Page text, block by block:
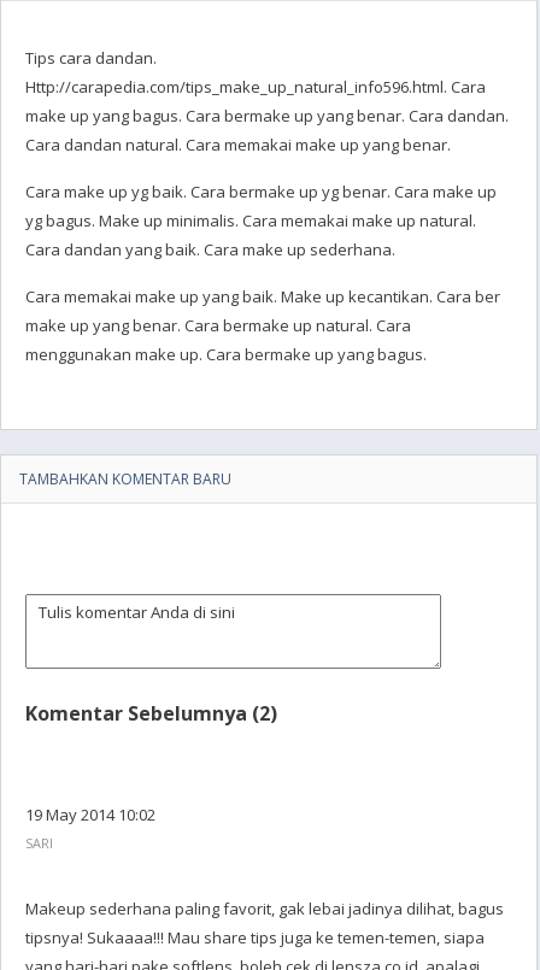
Tips cara dandan.
Http://carapedia.com/tips_make_up_natural_info596.html. Cara
make up yang bagus. Cara bermake up yang benar. Cara dandan.
Cara dandan natural. Cara memakai make up yang benar.
Cara make up yg baik. Cara bermake up yg benar. Cara make up
yg bagus. Make up minimalis. Cara memakai make up natural.
Cara dandan yang baik. Cara make up sederhana.
Cara memakai make up yang baik. Make up kecantikan. Cara ber
make up yang benar. Cara bermake up natural. Cara
menggunakan make up. Cara bermake up yang bagus.
TAMBAHKAN KOMENTAR BARU
Komentar Sebelumnya (2)
19 May 2014 10:02
SARI
Makeup sederhana paling favorit, gak lebai jadinya dilihat, bagus
tipsnya! Sukaaaa!!! Mau share tips juga ke temen-temen, siapa